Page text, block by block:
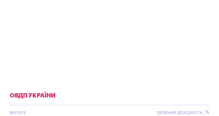
ОВДП УКРАЇНИ
випуск реальна дохідність, %